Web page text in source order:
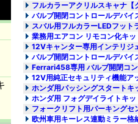
フルカラーアクリルスキャナ
バルブ開閉コントロールデバ
スバル用フルカラーLEDフッ
業務用エアコン リモコン化キ
12Vキャンター専用インテリジ
バルブ開閉コントロールデバイ
Ferrari458専用 バルブ開閉コ
12V用純正セキュリティ機能ア
ホンダ用パッシングスタートキ
ホンダ用 フォグデイライトキ
フォークリフト用パーキングセ
欧州車用キーレス連動ミラー格